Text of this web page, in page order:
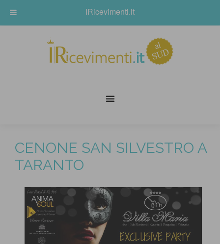
CENONE SAN SILVESTRO A
TARANTO
IRicevimenti.it